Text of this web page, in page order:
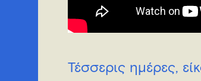
Τέσσερις ημέρες,